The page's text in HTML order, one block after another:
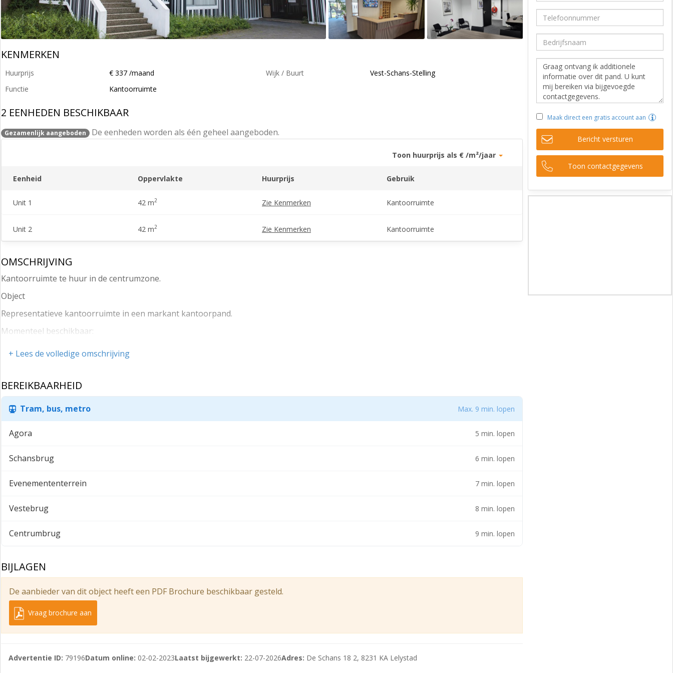
KENMERKEN
Huurprijs
€ 337 /maand
Functie
Kantoorruimte
Wijk / Buurt Vest-Schans-Stelling
2 EENHEDEN BESCHIKBAAR
Gezamenlijk aangeboden De eenheden worden als één geheel aangeboden.
Toon huurprijs als € /m²/jaar
Eenheid Oppervlakte Huurprijs Gebruik
Unit 1 42 m2 Zie Kenmerken Kantoorruimte
Unit 2 42 m2 Zie Kenmerken Kantoorruimte
OMSCHRIJVING
Kantoorruimte te huur in de centrumzone.
Object
Representatieve kantoorruimte in een markant kantoorpand.
Momenteel beschikbaar:
Kantoorruimtes met een keurig opleveringsniveau gelegen op de 1e verdieping.
Unit J 47 m² BVO
Voorzieningen
- representatieve entree;
- systeemplafonds;
- wandgoot t.b.v. elektra, telefoon en databekabeling;
- cv verwarmingsinstallatie met radiatoren aan de gevel;
- mechanische ventilatie met topkoeling;
Huurprijs
Unit H € 337,- per maand exclusief btw.
Unit J € 408,- per maand exclusief btw.
Servicekosten
Unit J voorschot servicekosten € 137,- per maand exclusief btw.
+ Lees de volledige omschrijving
BEREIKBAARHEID
Tram, bus, metro Max. 9 min. lopen
Agora 5 min. lopen
Schansbrug 6 min. lopen
Evenemententerrein 7 min. lopen
Vestebrug 8 min. lopen
Centrumbrug 9 min. lopen
BIJLAGEN
De aanbieder van dit object heeft een PDF Brochure beschikbaar gesteld.
Vraag brochure aan
Advertentie ID: 79196Datum online: 02-02-2023Laatst bijgewerkt: 22-07-2026Adres: De Schans 18 2, 8231 KA Lelystad
Maak direct een gratis account aan
Bericht versturen
Toon contactgegevens